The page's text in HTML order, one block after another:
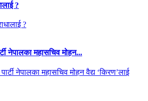
?
नेपालका महासचिव मोहन...